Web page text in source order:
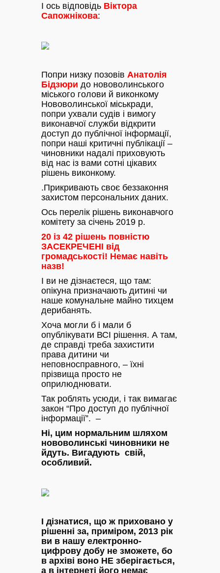
І ось відповідь Віктора
Сапожнікова:
Попри низку позовів Анатолія
Бідзюри до нововолинського
міського голови й виконкому
Нововолинської міськради,
попри ухвали судів і вимогу
виконавчої служби відкрити
доступ до публічної інформації,
попри наші критичні публікації –
чиновники надалі приховують
від нас із вами сотні цікавих
рішень виконкому.
.Прикривають своє беззаконня
захистом персональних даних.
Ось перелік рішень виконавчого
комітету за січень 2019 р.
20 із 42 рішень повністю
ЗАСЕКРЕЧЕНІ від
громадськості! Немає навіть
назв!
І ви не дізнаєтеся, що там:
опікуна призначають дитині чи
наше комунальне майно тихцем
дерибанять.
Хоча могли б і мали б
опублікувати ВСІ рішення. А там,
де справді треба захистити
права дитини чи
неповносправного, – їхні
прізвища просто не
оприлюднювати.
Так роблять усюди, і так вимагає
закон “Про доступ до публічної
інформації”. –
Ні, цим нормальним шляхом
нововолинські чиновники не
йдуть. Вигадують свій,
особливий.
І дізнатися, що ж приховано у
рішенні за, приміром, 2013 рік
ви в нашу електронно-
цифрову добу не зможете, бо
в архіві воно НЕ зберігається,
а в інтернеті його немає